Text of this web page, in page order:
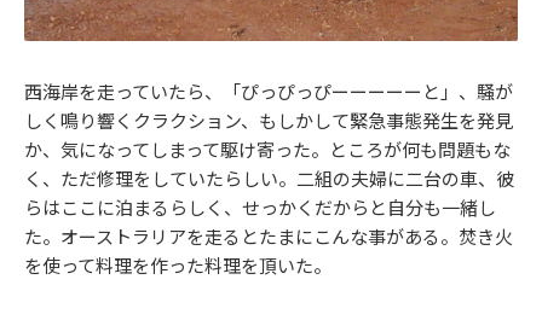
西海岸を走っていたら、「ぴっぴっぴーーーーーと」、騒が
しく鳴り響くクラクション、もしかして緊急事態発生を発見
か、気になってしまって駆け寄った。ところが何も問題もな
く、ただ修理をしていたらしい。二組の夫婦に二台の車、彼
らはここに泊まるらしく、せっかくだからと自分も一緒し
た。オーストラリアを走るとたまにこんな事がある。焚き火
を使って料理を作った料理を頂いた。